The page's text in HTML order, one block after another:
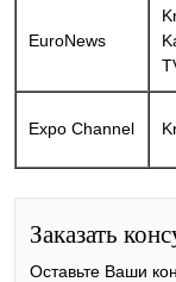
EuroNews
Expo Channel
Заказать
Оставьте Ваши